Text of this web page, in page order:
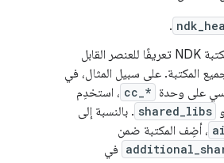
.
يجب أن تتضمّن المكتبة NDK تعريفًا للعنصر القابل
المكتبة. على سبيل المثال، في
على وحدة cc_* ، استخدِم
shared_libs . بالنسبة إلى
، أضِف المكتبة ضمن
في